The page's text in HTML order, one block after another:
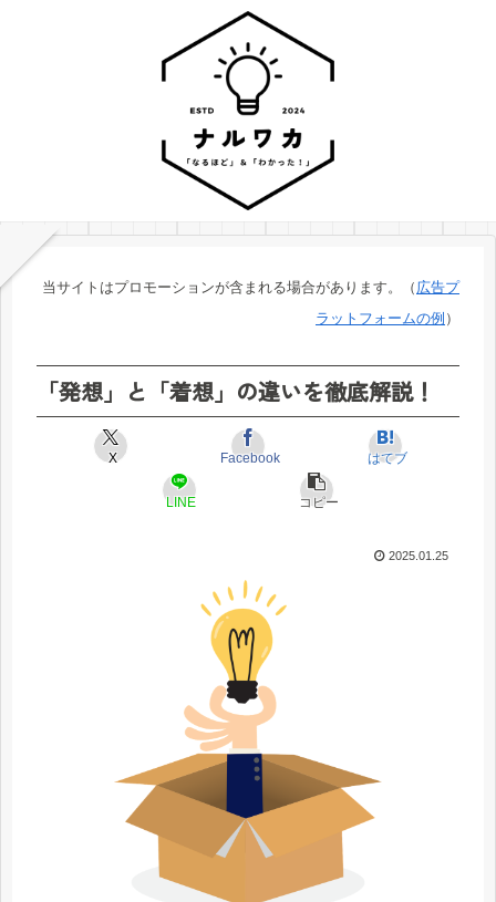
当サイトはプロモーションが含まれる場合があります。（ 広告プ
ラットフォームの例 ）
「発想」と「着想」の違いを徹底解説！
X Facebook はてブ
LINE コピー
2025.01.25